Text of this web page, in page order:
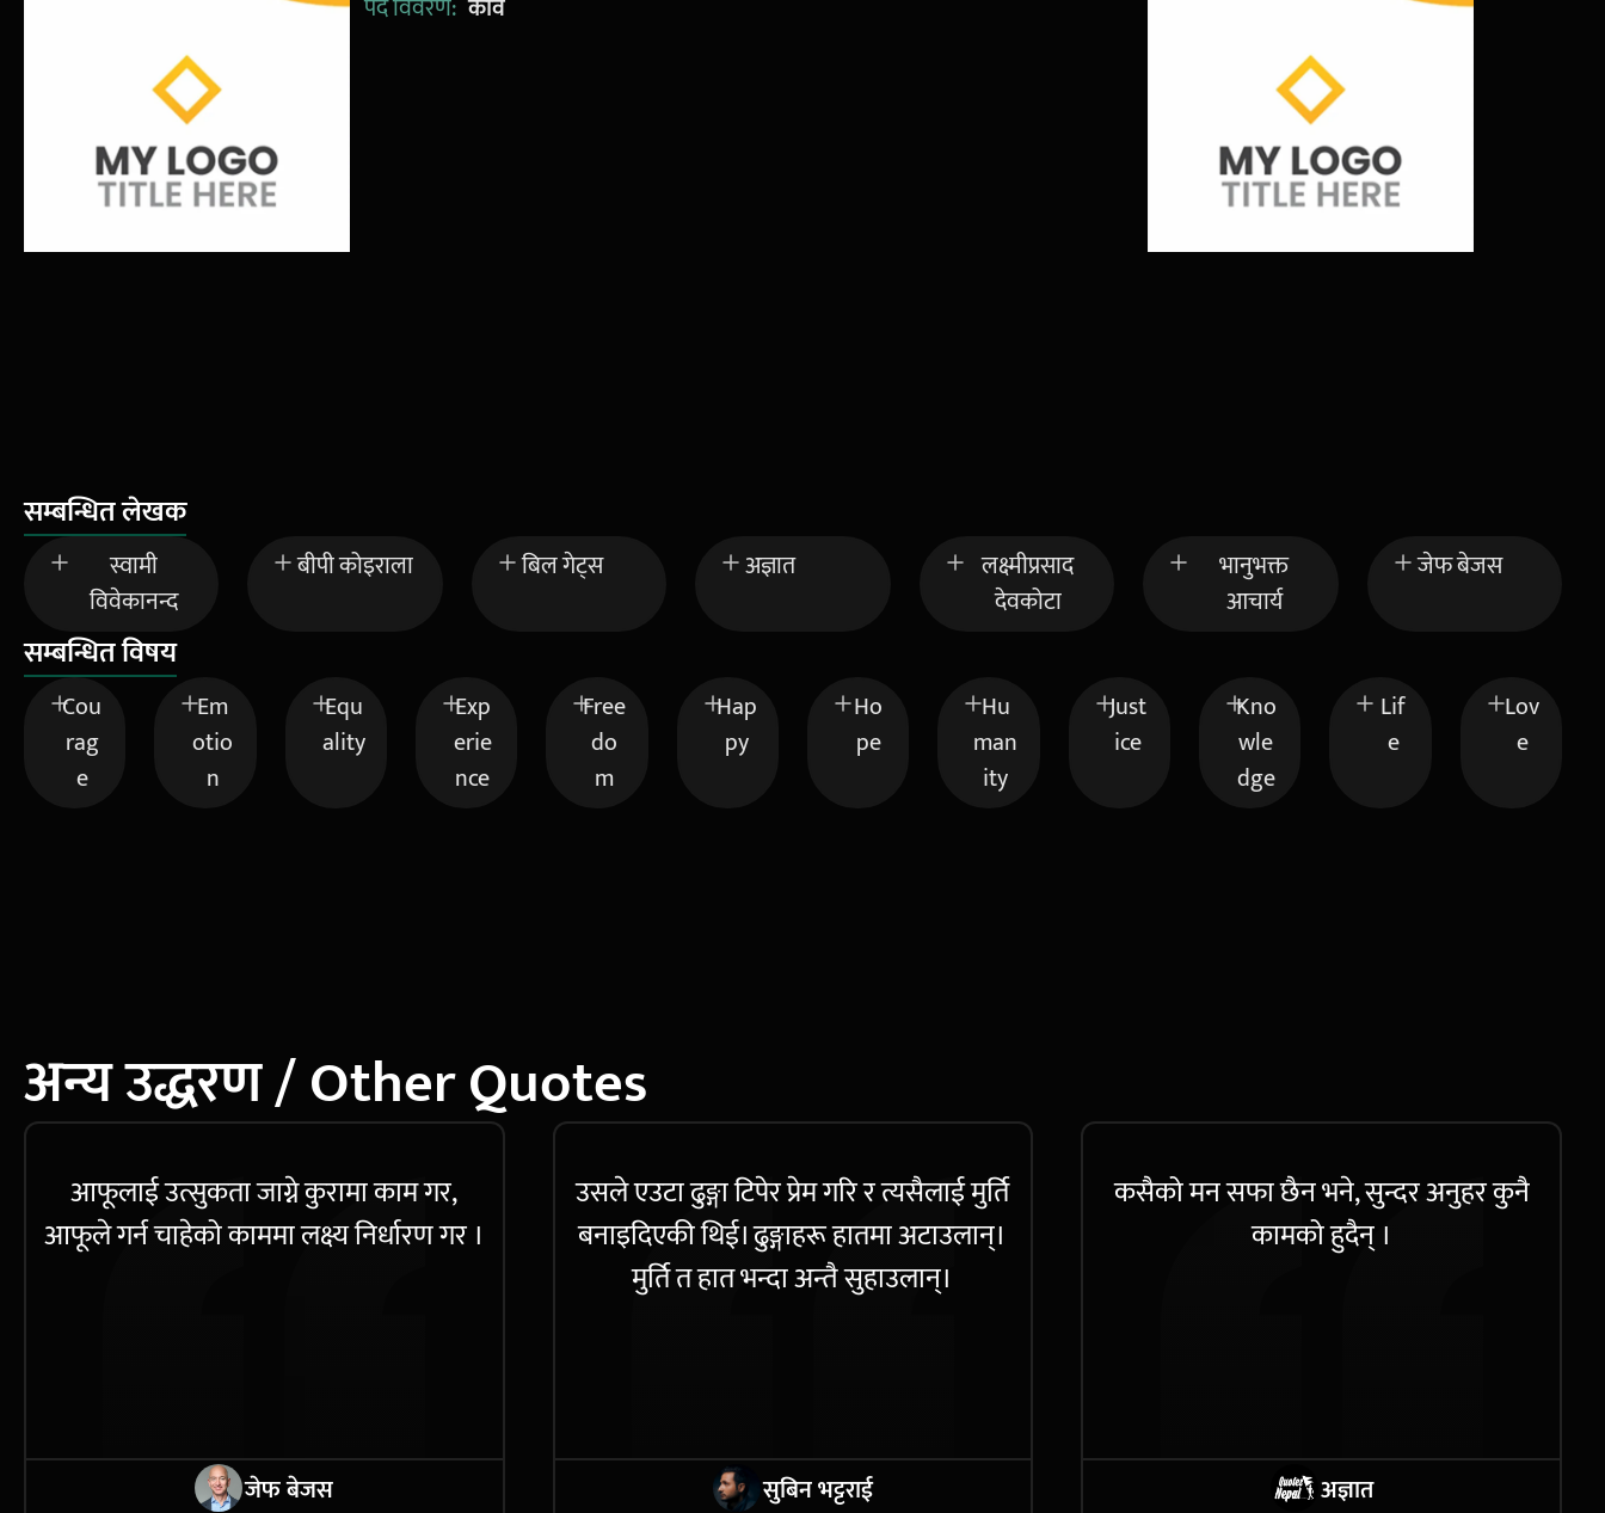
पद विवरण: कवि
सम्बन्धित लेखक
स्वामी
विवेकानन्द
बीपी कोइराला बिल गेट्स अज्ञात
लक्ष्मीप्रसाद
देवकोटा
भानुभक्त
आचार्य
जेफ बेजस
सम्बन्धित विषय
Cou
rag
e
Em
otio
n
Equ
ality
Exp
erie
nce
Free
do
m
Hap
py
Ho
pe
Hu
man
ity
Just
ice
Kno
wle
dge
Lif
e
Lov
e
अन्य उद्धरण / Other Quotes
आफूलाई उत्सुकता जाग्ने कुरामा काम गर,
आफूले गर्न चाहेको काममा लक्ष्य निर्धारण गर ।
जेफ बेजस
उसले एउटा ढुङ्गा टिपेर प्रेम गरि र त्यसैलाई मुर्ति
बनाइदिएकी थिई। ढुङ्गाहरू हातमा अटाउलान्।
मुर्ति त हात भन्दा अन्तै सुहाउलान्।
सुबिन भट्टराई
कसैको मन सफा छैन भने, सुन्दर अनुहर कुनै
कामको हुदैन् ।
अज्ञात